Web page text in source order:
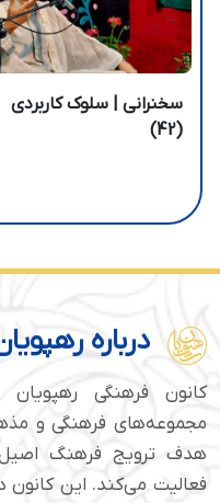
سخنرانی | سلوک کاربردی
(42)
درباره
کانون فرهنگی رهپویان
هدف ترویج فرهنگ
فعالیت می‌کند. این